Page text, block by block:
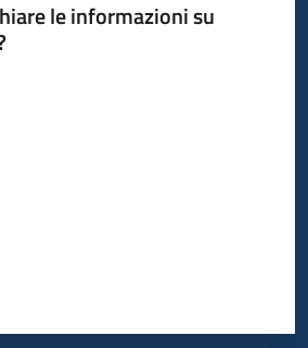
le informazioni su